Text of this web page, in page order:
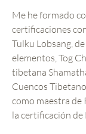
Me he formado
certificaciones
Tulku Lobsang,
elementos, Tog Chöd y Shiné, meditación tradicional
tibetana
Cuencos
como maestra de
la certificación de